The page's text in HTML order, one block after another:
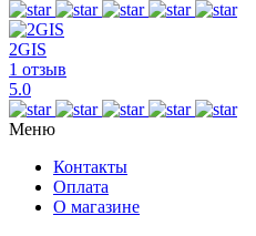
2GIS
1 отзыв
5.0
Меню
Контакты
Оплата
О магазине